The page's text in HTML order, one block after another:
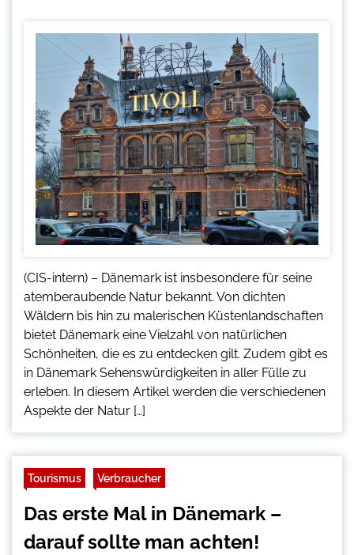
(CIS-intern) – Dänemark ist insbesondere für seine
atemberaubende Natur bekannt. Von dichten
Wäldern bis hin zu malerischen Küstenlandschaften
bietet Dänemark eine Vielzahl von natürlichen
Schönheiten, die es zu entdecken gilt. Zudem gibt es
in Dänemark Sehenswürdigkeiten in aller Fülle zu
erleben. In diesem Artikel werden die verschiedenen
Aspekte der Natur […]
Tourismus Verbraucher
Das erste Mal in Dänemark –
darauf sollte man achten!